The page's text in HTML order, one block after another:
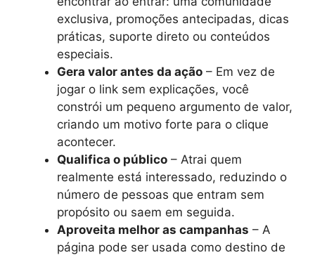
exclusiva, promoções antecipadas, dicas
práticas, suporte direto ou conteúdos
especiais.
Gera valor antes da ação – Em vez de
jogar o link sem explicações, você
constrói um pequeno argumento de valor,
criando um motivo forte para o clique
acontecer.
Qualifica o público – Atrai quem
realmente está interessado, reduzindo o
número de pessoas que entram sem
propósito ou saem em seguida.
Aproveita melhor as campanhas – A
página pode ser usada como destino de